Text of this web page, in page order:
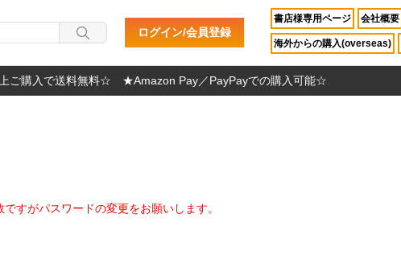
ログイン/会員登録
書店様専用ページ 会社概要
海外からの購入(overseas)
ご購入で送料無料☆ ★Amazon Pay／PayPayでの購入可能☆
すがパスワードの変更をお願いします。